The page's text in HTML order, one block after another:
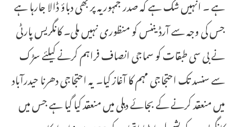
جس کی وجہ سے آرڈیننس کو منظوری نہیں ملی۔ کانگریس پارٹی
نے بی سی طبقات کو سماجی انصاف فراہم کرنے کیلئے سڑک
سے سنسد تک احتجاجی مہم کا آغاز کیا۔ یہ احتجاجی دھرنا حیدرآباد
میں منعقد کرنے کے بجائے دہلی میں منعقد کیا گیا ہے جس میں